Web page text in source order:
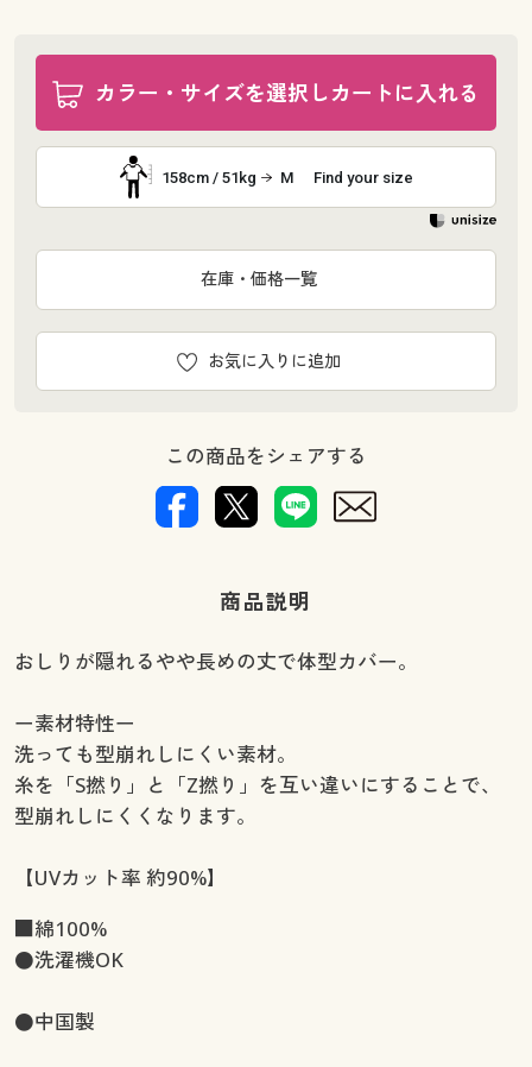
よくある質問とお問い合わせ
カラー・サイズを選択しカートに入れる
158cm / 51kg M Find your size
お気に入りに追加
在庫・価格一覧
この商品をシェアする
商品説明
おしりが隠れるやや長めの丈で体型カバー。
ー素材特性ー
洗っても型崩れしにくい素材。
糸を「S撚り」と「Z撚り」を互い違いにすることで、
型崩れしにくくなります。
【UVカット率 約90%】
■綿100%
●洗濯機OK
●中国製